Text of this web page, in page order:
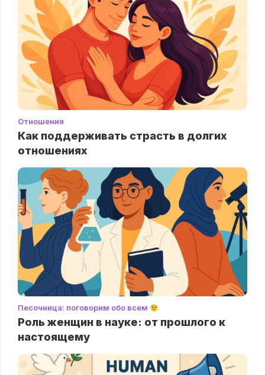
Отношения
Как поддерживать страсть в долгих
отношениях
Песочница: поговорим обо всем
Роль женщин в науке: от прошлого к
настоящему